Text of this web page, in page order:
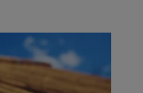
Tourisme.